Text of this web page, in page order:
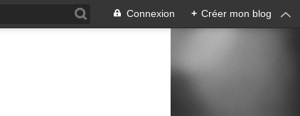
Connexion + Créer mon blog